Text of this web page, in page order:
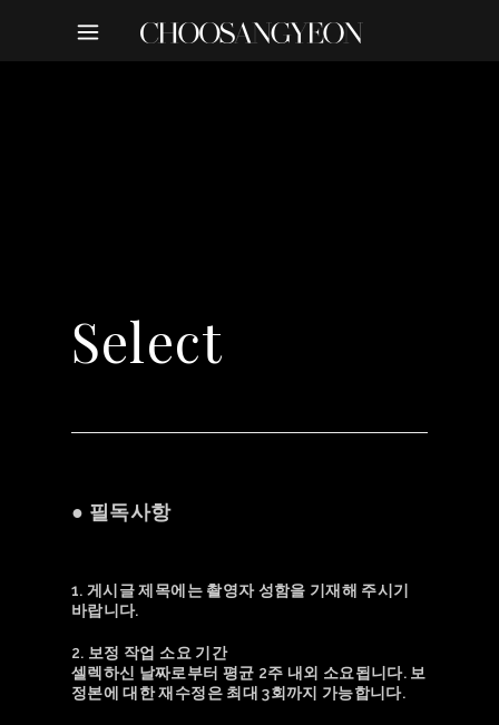
Select
● 필독사항
1. 게시글 제목에는 촬영자 성함을 기재해 주시기
바랍니다.
2. 보정 작업 소요 기간
셀렉하신 날짜로부터 평균 2주 내외 소요됩니다. 보
정본에 대한 재수정은 최대 3회까지 가능합니다.